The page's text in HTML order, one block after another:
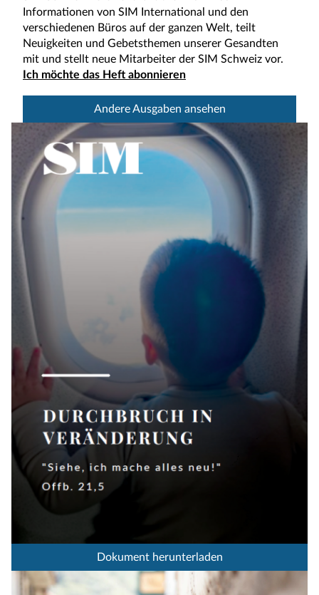
Informationen von SIM International und den
verschiedenen Büros auf der ganzen Welt, teilt
Neuigkeiten und Gebetsthemen unserer Gesandten
mit und stellt neue Mitarbeiter der SIM Schweiz vor.
Ich möchte das Heft abonnieren
Andere Ausgaben ansehen
Dokument herunterladen